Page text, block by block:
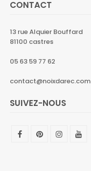
CONTACT
13 rue Alquier Bouffard
81100 castres
05 63 59 77 62
contact@noixdarec.com
SUIVEZ-NOUS